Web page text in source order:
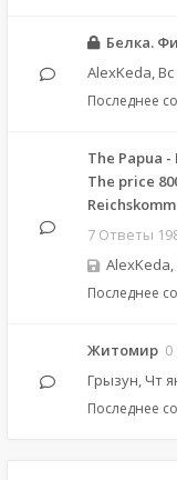
Белка.
AlexKeda,
Последнее
The Papua
The price
7 Ответы
AlexKeda,
Последнее
Житомир
Грызун, Чт
Последнее